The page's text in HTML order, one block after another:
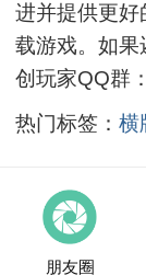
进并提供更
载游戏。如果
创玩家QQ群：
热门标签：横
朋友圈